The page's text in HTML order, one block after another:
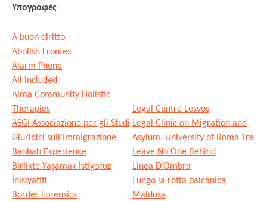
Υπογραφές
A buon diritto
Abolish Frontex
Alarm Phone
All included
Alma Community Holistic
Therapies
ASGI Associazione per gli Studi
Giuridici sull’Immigrazione
Baobab Experience
Birlikte Yaşamak İstiyoruz
İnisiyatifi
Border Forensics
Legal Centre Lesvos
Legal Clinic on Migration and
Asylum, University of Roma Tre
Leave No One Behind
Linea D’Ombra
Lungo la rotta balcanica
Maldusa